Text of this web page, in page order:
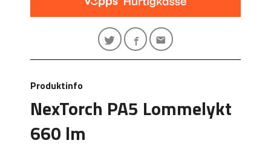
Produktinfo
NexTorch PA5 Lommelykt
660 lm